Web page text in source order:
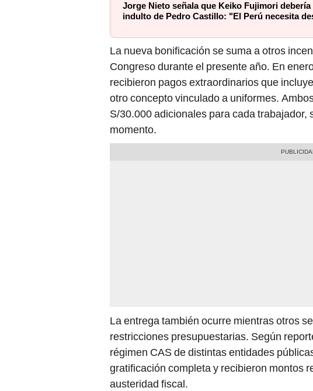
Jorge Nieto señala que Keiko Fujimori
indulto de Pedro Castillo: "El Perú necesita
La nueva bonificación se suma a otros
Congreso durante el presente año. En
recibieron pagos extraordinarios que
otro concepto vinculado a uniformes.
S/30.000 adicionales para cada
momento.
La entrega también ocurre mientras otros
restricciones presupuestarias. Según
régimen CAS de distintas entidades
gratificación completa y recibieron montos
austeridad fiscal.